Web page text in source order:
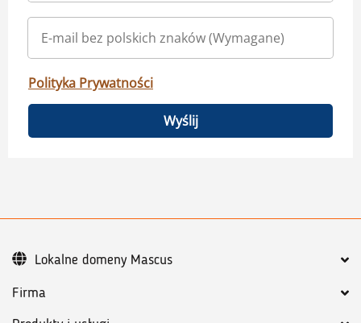
Polityka Prywatności
Wyślij
Firma
Lokalne domeny Mascus